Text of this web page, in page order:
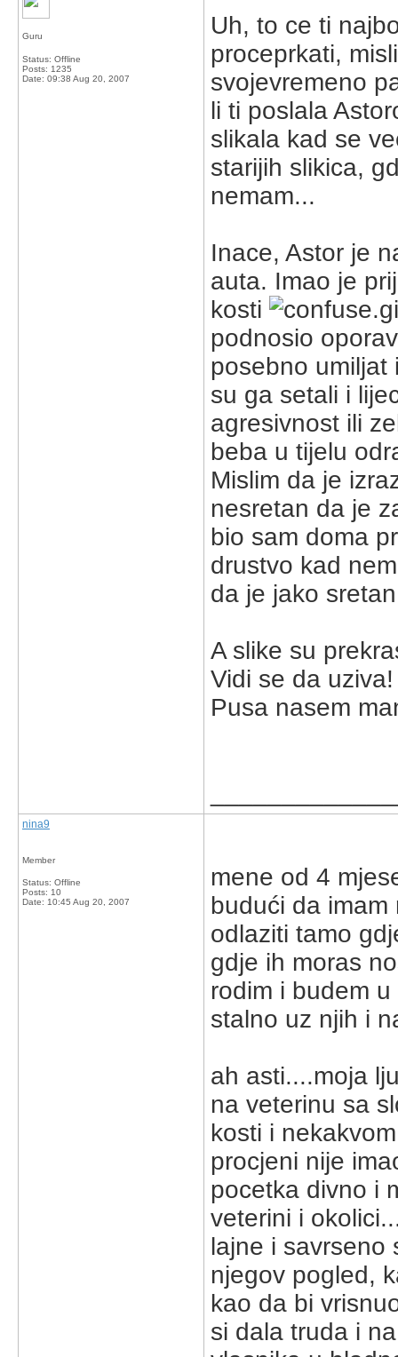
Guru
Status: Offline
Posts: 1235
Date: 09:38 Aug 20, 2007
Uh, to ce ti
proceprkati,
svojevremeno
li ti poslala
slikala kad se
starijih slikica,
nemam...
Inace, Astor je
auta. Imao je
kosti
podnosio
posebno umiljat
su ga setali i
agresivnost ili
beba u tijelu
Mislim da je
nesretan da je
bio sam doma
drustvo kad
da je jako
A slike su
Vidi se da uziva!
Pusa nasem
nina9
Member
Status: Offline
Posts: 10
Date: 10:45 Aug 20, 2007
mene od 4
budući da
odlaziti tamo
gdje ih moras
rodim i budem
stalno uz njih i
ah asti....moja
na veterinu sa
kosti i
procjeni nije
pocetka divno i
veterini i
lajne i savrseno
njegov pogled,
kao da bi
si dala truda i